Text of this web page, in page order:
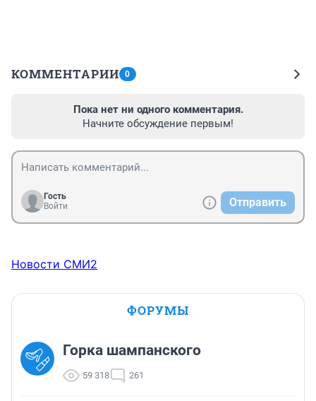
КОММЕНТАРИИ 0
Пока нет ни одного комментария.
Начните обсуждение первым!
Гость
Войти
Отправить
Новости СМИ2
ФОРУМЫ
Горка шампанского
59 318 261